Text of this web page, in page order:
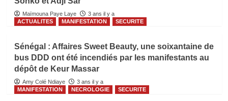
Maïmouna Paye Laye
3 ans il y a
ACTUALITES
MANIFESTATION SECURITE
Sénégal : Affaires Sweet Beauty, une soixantaine de
bus DDD ont été incendiés par les manifestants au
dépôt de Keur Massar
Amy Colé Ndiaye
3 ans il y a
MANIFESTATION
NECROLOGIE SECURITE